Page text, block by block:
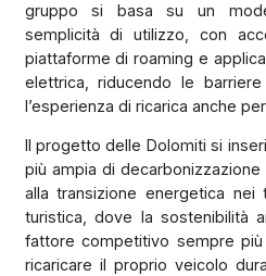
gruppo si basa su un
semplicità di utilizzo, con
piattaforme di roaming e
elettrica, riducendo le barriere
l’esperienza di ricarica anche
Il progetto delle Dolomiti si
più ampia di
alla transizione energetica
turistica, dove la sostenibilità
fattore competitivo sempre
ricaricare il proprio veicolo